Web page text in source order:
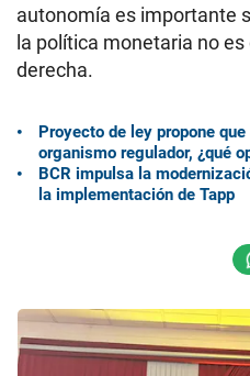
autonomía es importante
la política monetaria no
derecha.
Proyecto de ley propone
organismo regulador, ¿qué
BCR impulsa la
la implementación de Tapp